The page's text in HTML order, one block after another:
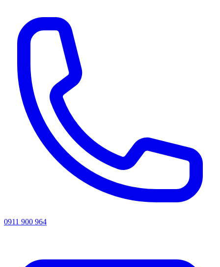
0911 900 964